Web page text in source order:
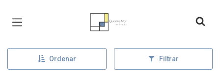
Página inicial
Ordenar Filtrar